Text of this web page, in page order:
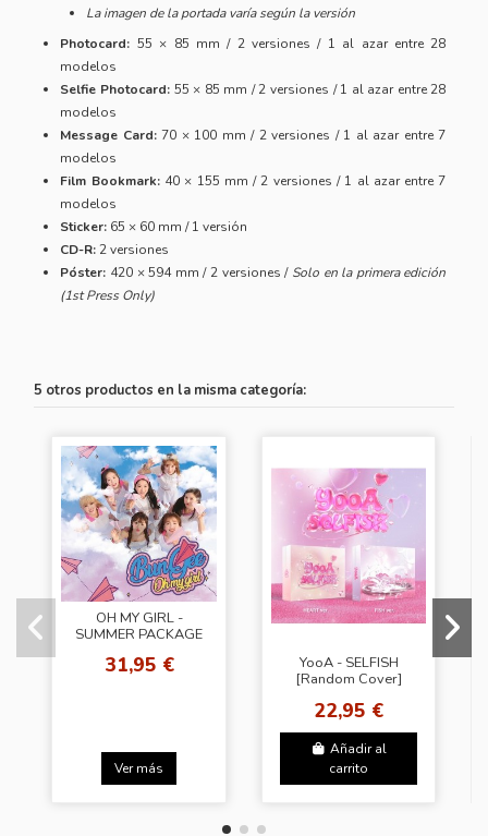
La imagen de la portada varía según la versión
Photocard: 55 × 85 mm / 2 versiones / 1 al azar entre 28
modelos
Selfie Photocard:55 × 85 mm / 2 versiones / 1 al azar entre 28
modelos
Message Card:70 × 100 mm / 2 versiones / 1 al azar entre 7
modelos
Film Bookmark:40 × 155 mm / 2 versiones / 1 al azar entre 7
modelos
Sticker: 65 × 60 mm / 1 versión
CD-R:2 versiones
Póster: 420 × 594 mm / 2 versiones / Solo en la primera edición
(1st Press Only)
5 otros productos en la misma categoría:
OH MY GIRL -
SUMMER PACKAGE
31,95 €
Ver más
YooA - SELFISH
[Random Cover]
22,95 €
Añadir al
carrito